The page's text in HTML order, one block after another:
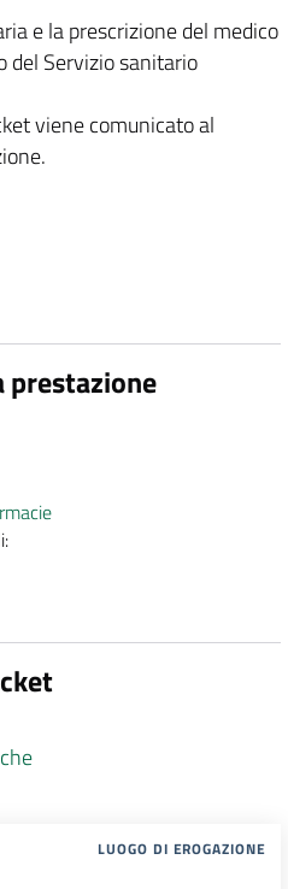
e la prescrizione del medico
del Servizio sanitario
viene comunicato al
prestazione
LUOGO DI EROGAZIONE